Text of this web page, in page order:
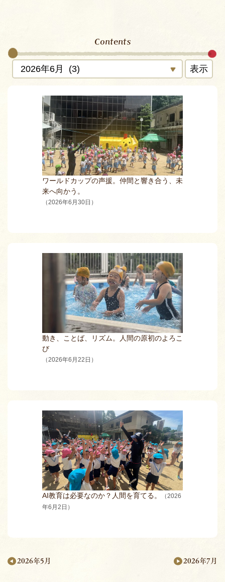
Contents
表示
ワールドカップの声援。仲間と響き合う、未
来へ向かう。
（2026年6月30日）
動き、ことば、リズム。人間の原初のよろこ
び
（2026年6月22日）
AI教育は必要なのか？人間を育てる。
（2026
年6月2日）
2026年5月 2026年7月